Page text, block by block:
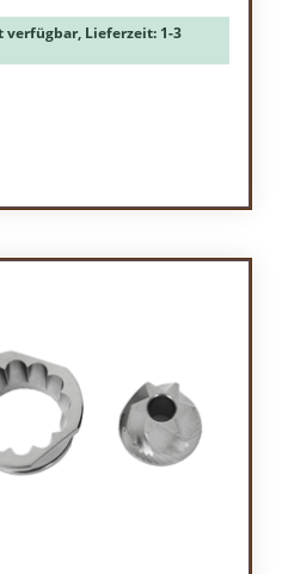
verfügbar, Lieferzeit: 1-3
Preis: